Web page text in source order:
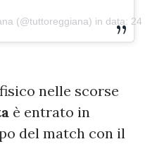
(@tuttoreggiana) in data: 24
nelle scorse
è entrato in
del match con il